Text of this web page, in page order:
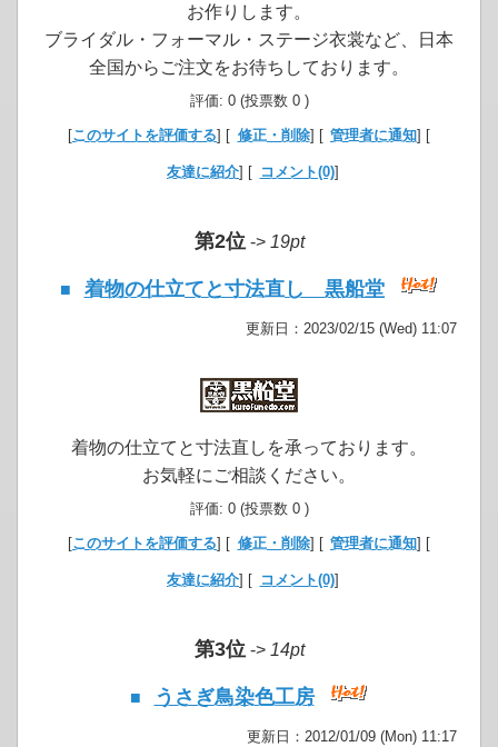
お作りします。
ブライダル・フォーマル・ステージ衣裳など、日本
全国からご注文をお待ちしております。
評価: 0 (投票数 0 )
[このサイトを評価する] [ 修正・削除] [ 管理者に通知] [
友達に紹介] [ コメント(0)]
第2位-> 19pt
■ 着物の仕立てと寸法直し 黒船堂
更新日：2023/02/15 (Wed) 11:07
着物の仕立てと寸法直しを承っております。
お気軽にご相談ください。
評価: 0 (投票数 0 )
[このサイトを評価する] [ 修正・削除] [ 管理者に通知] [
友達に紹介] [ コメント(0)]
第3位-> 14pt
■ うさぎ鳥染色工房
更新日：2012/01/09 (Mon) 11:17